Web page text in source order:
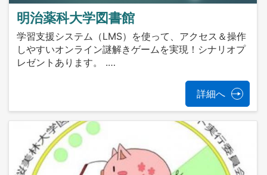
明治薬科大学図書館
学習支援システム（LMS）を使って、アクセス＆操作
しやすいオンライン謎解きゲームを実現！シナリオプ
レゼントあります。 .…
詳細へ